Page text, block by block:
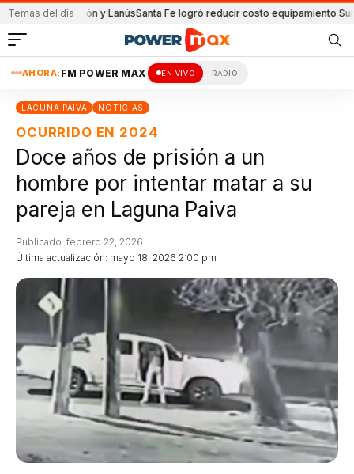
Temas del día
Unión y Lanús Santa Fe logró reducir costo equipamiento
AHORA: FM POWER MAX EN VIVO RADIO
LAGUNA PAIVA NOTICIAS
OCURRIDO EN 2024
Doce años de prisión a un
hombre por intentar matar a su
pareja en Laguna Paiva
Última actualización: mayo 18, 2026 2:00 pm
Publicado: febrero 22, 2026